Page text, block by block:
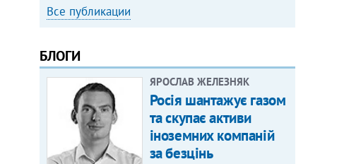
Все публикации
БЛОГИ
ЯРОСЛАВ ЖЕЛЕЗНЯК
Росія шантажує газом
та скупає активи
іноземних компаній
за безцінь